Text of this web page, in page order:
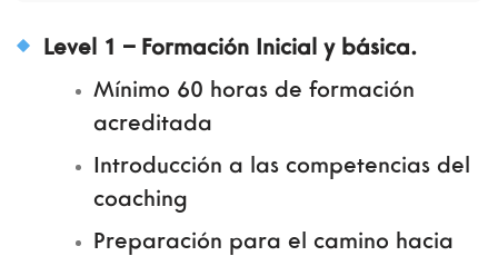
Level 1 – Formación Inicial y básica.
Mínimo 60 horas de formación
acreditada
Introducción a las competencias del
coaching
Preparación para el camino hacia